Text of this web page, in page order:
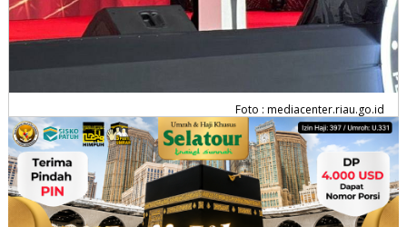
Foto : mediacenter.riau.go.id